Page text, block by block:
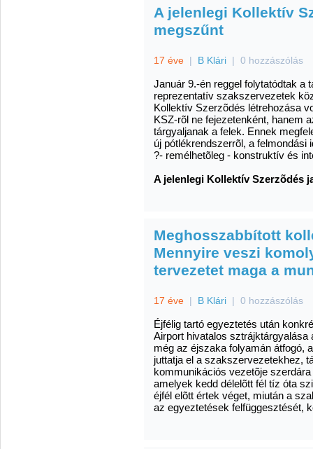
A jelenlegi Kollektív
megszűnt
17 éve | B Klári | 0 hozzászólás
Január 9.-én reggel folytatódtak a
reprezentatív szakszervezetek
Kollektív Szerzõdés létrehozása
KSZ-rõl ne fejezetenként, hanem
tárgyaljanak a felek. Ennek
új pótlékrendszerrõl, a
?- remélhetõleg - konstruktív és
A jelenlegi Kollektív Szerzõdés
Meghosszabbított
Mennyire veszi
tervezetet maga a
17 éve | B Klári | 0 hozzászólás
Éjfélig tartó egyeztetés után
Airport hivatalos
még az éjszaka folyamán átfogó,
juttatja el a szakszervezetekhez,
kommunikációs vezetõje
amelyek kedd délelõtt fél tíz óta
éjfél elõtt értek véget, miután a
az egyeztetések felfüggesztését,